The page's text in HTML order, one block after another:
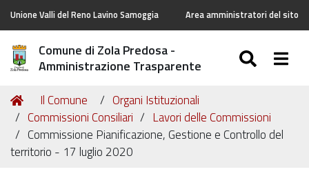
Unione Valli del Reno Lavino Samoggia Area amministratori del sito
Comune di Zola Predosa -
Amministrazione Trasparente
Tu
sei
qui:
Home
Il Comune
Organi Istituzionali
Commissioni Consiliari
Lavori delle Commissioni
Commissione Pianificazione, Gestione e Controllo del
territorio - 17 luglio 2020